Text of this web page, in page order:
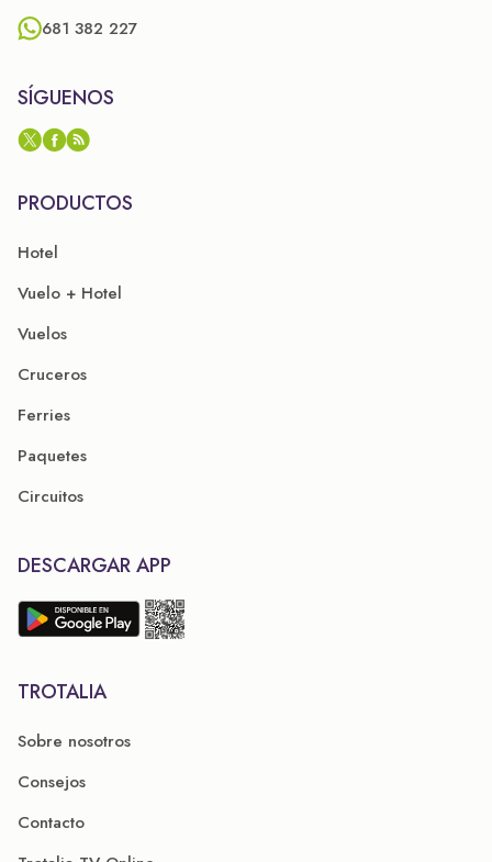
681 382 227
SÍGUENOS
PRODUCTOS
Hotel
Vuelo + Hotel
Vuelos
Cruceros
Ferries
Paquetes
Circuitos
DESCARGAR APP
TROTALIA
Sobre nosotros
Consejos
Contacto